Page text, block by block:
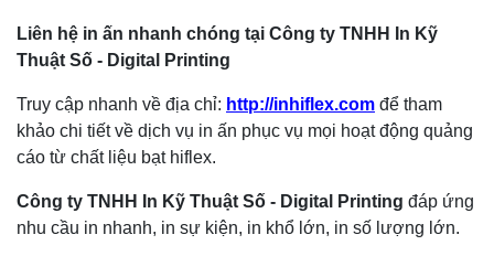
Liên hệ in ấn nhanh chóng tại Công ty TNHH In Kỹ
Thuật Số - Digital Printing
Truy cập nhanh về địa chỉ: http://inhiflex.com để tham
khảo chi tiết về dịch vụ in ấn phục vụ mọi hoạt động quảng
cáo từ chất liệu bạt hiflex.
Công ty TNHH In Kỹ Thuật Số - Digital Printing đáp ứng
nhu cầu in nhanh, in sự kiện, in khổ lớn, in số lượng lớn.